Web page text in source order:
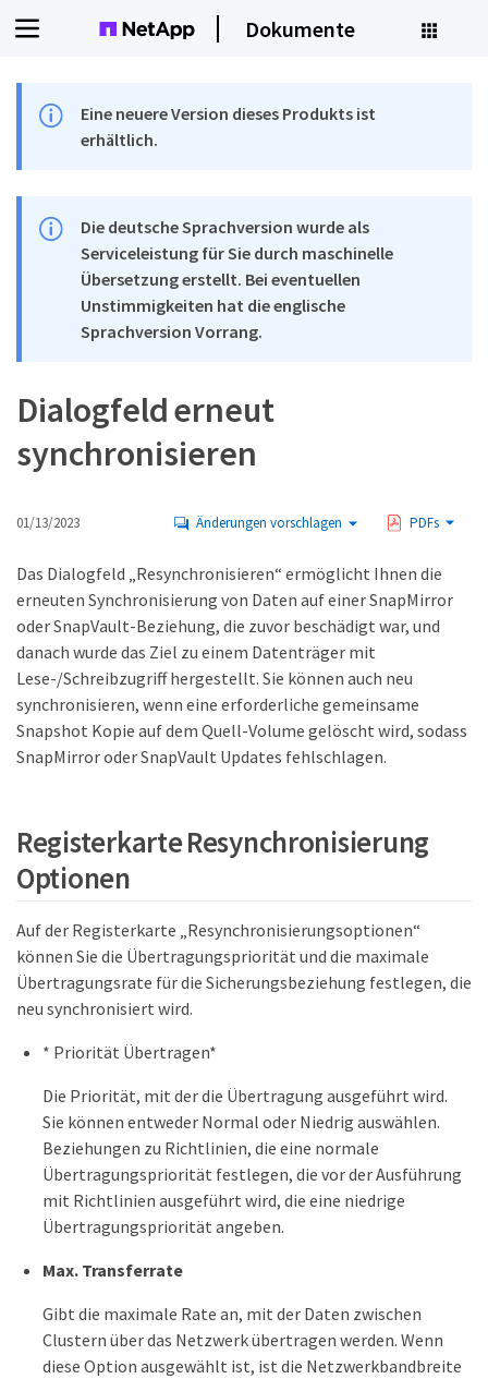
Dokumente
Eine neuere Version dieses Produkts ist
erhältlich.
Die deutsche Sprachversion wurde als
Serviceleistung für Sie durch maschinelle
Übersetzung erstellt. Bei eventuellen
Unstimmigkeiten hat die englische
Sprachversion Vorrang.
Dialogfeld erneut
synchronisieren
01/13/2023 Änderungen vorschlagen PDFs
Das Dialogfeld „Resynchronisieren“ ermöglicht Ihnen die
erneuten Synchronisierung von Daten auf einer SnapMirror
oder SnapVault-Beziehung, die zuvor beschädigt war, und
danach wurde das Ziel zu einem Datenträger mit
Lese-/Schreibzugriff hergestellt. Sie können auch neu
synchronisieren, wenn eine erforderliche gemeinsame
Snapshot Kopie auf dem Quell-Volume gelöscht wird, sodass
SnapMirror oder SnapVault Updates fehlschlagen.
Registerkarte Resynchronisierung
Optionen
Auf der Registerkarte „Resynchronisierungsoptionen“
können Sie die Übertragungspriorität und die maximale
Übertragungsrate für die Sicherungsbeziehung festlegen, die
neu synchronisiert wird.
* Priorität Übertragen*
Die Priorität, mit der die Übertragung ausgeführt wird.
Sie können entweder Normal oder Niedrig auswählen.
Beziehungen zu Richtlinien, die eine normale
Übertragungspriorität festlegen, die vor der Ausführung
mit Richtlinien ausgeführt wird, die eine niedrige
Übertragungspriorität angeben.
Max. Transferrate
Gibt die maximale Rate an, mit der Daten zwischen
Clustern über das Netzwerk übertragen werden. Wenn
diese Option ausgewählt ist, ist die Netzwerkbandbreite